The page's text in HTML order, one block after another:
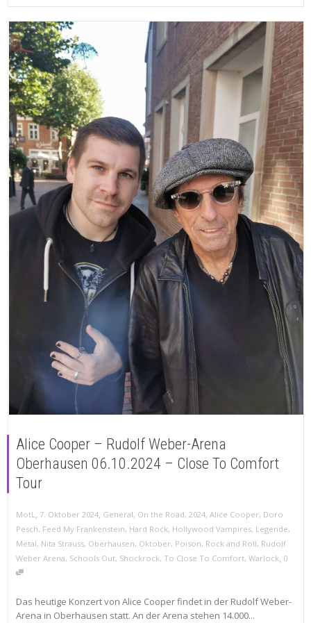
Alice Cooper – Rudolf Weber-Arena
Oberhausen 06.10.2024 – Close To Comfort
Tour
MotL, 7. Oktober 2024, General, On the Road, 2024, Alice Cooper, Doro
Pesch, Feed My Frankenstein, Hard Rock, Hollywood Vampires, Legende,
Metal, Nita Strauss, Oberhausen, Oktober, Poison, Rock and Roll, Rudolf
Weber Arena, Schools Out, Shockrock, To Close To Comfort, Warlock, 0
Das heutige Konzert von Alice Cooper findet in der Rudolf Weber-
Arena in Oberhausen statt. An der Arena stehen 14.000...